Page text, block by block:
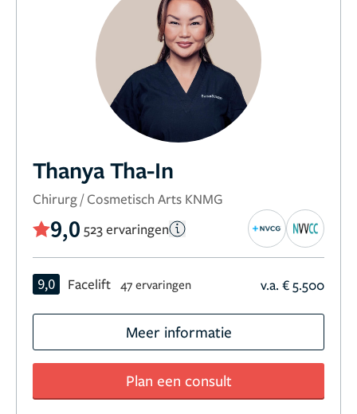
Thanya Tha-In
Chirurg / Cosmetisch Arts KNMG
9,0 523 ervaringen
9,0 Facelift 47 ervaringen v.a. € 5.500
Meer informatie
Plan een consult